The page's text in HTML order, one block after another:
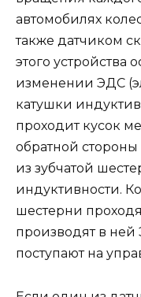
автомобилях
также датчиком
этого устройства
изменении ЭДС
катушки
проходит кусок
обратной
из зубчатой
индуктивности.
шестерни
производят в
поступают на